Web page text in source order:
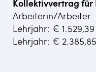
Kollektivvertrag für
Arbeiterin/Arbeiter:
Lehrjahr: €
Lehrjahr: € 2.385,85